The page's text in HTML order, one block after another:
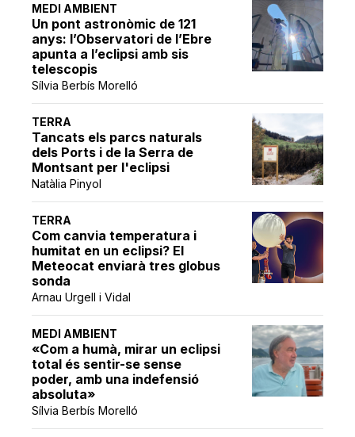
MEDI AMBIENT
Un pont astronòmic de 121
anys: l’Observatori de l’Ebre
apunta a l’eclipsi amb sis
telescopis
Sílvia Berbís Morelló
TERRA
Tancats els parcs naturals
dels Ports i de la Serra de
Montsant per l'eclipsi
Natàlia Pinyol
TERRA
Com canvia temperatura i
humitat en un eclipsi? El
Meteocat enviarà tres globus
sonda
Arnau Urgell i Vidal
MEDI AMBIENT
«Com a humà, mirar un eclipsi
total és sentir-se sense
poder, amb una indefensió
absoluta»
Sílvia Berbís Morelló